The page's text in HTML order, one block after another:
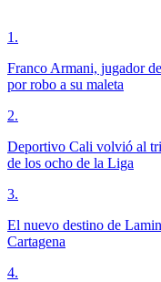
1 .
Franco Armani, jugador
por robo a su maleta
2.
Deportivo Cali volvió al
de los ocho de la Liga
3.
El nuevo destino de
Cartagena
4.